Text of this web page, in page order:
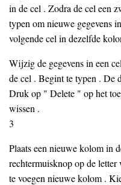
in de cel . Zodra de cel een
typen om nieuwe gegevens
volgende cel in dezelfde
Wijzig de gegevens in een
de cel . Begint te typen . De
Druk op " Delete " op het
wissen .
3
Plaats een nieuwe kolom in
rechtermuisknop op de
te voegen nieuwe kolom .